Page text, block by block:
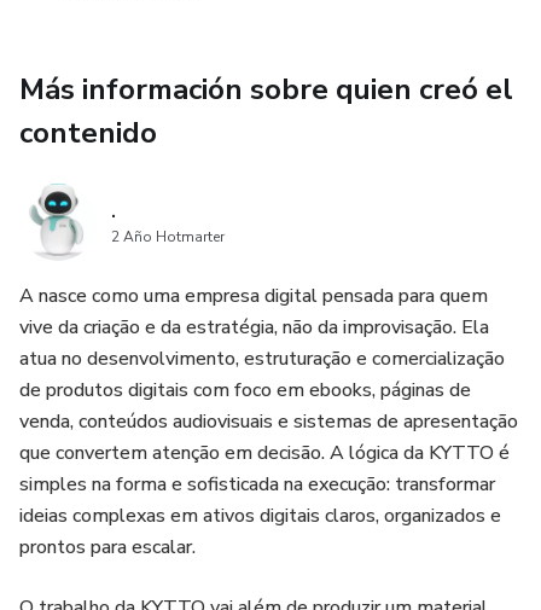
No encontrarás solo explicaciones: encontrarás una
preparación espiritual para vencer el peso de la envidia sin
Dios puso sobre tu vida.
Si sientes que necesitas protegerte de ataques
espirituales, romper ciclos de persecución, dejar de
absorber cargas que no te pertenecen y afirmarte en el
cuidado de Dios, esta guía fue hecha para ti. **El Gran
Escudo de Dios Para Librar a los Elegidos Contra la
Envidia** es más que un libro digital — es un llamado para
quien decidió no vivir más vulnerable ante la mirada de
quienes no soportan ver la mano de Dios actuando en su
historia.
Más información sobre quien creó el
contenido
.
2 Año Hotmarter
A nasce como uma empresa digital pensada para quem
vive da criação e da estratégia, não da improvisação. Ela
atua no desenvolvimento, estruturação e comercialização
de produtos digitais com foco em ebooks, páginas de
venda, conteúdos audiovisuais e sistemas de apresentação
que convertem atenção em decisão. A lógica da KYTTO é
simples na forma e sofisticada na execução: transformar
ideias complexas em ativos digitais claros, organizados e
prontos para escalar.